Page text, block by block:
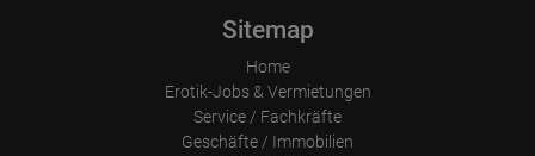
Sitemap
Home
Erotik-Jobs & Vermietungen
Service / Fachkräfte
Geschäfte / Immobilien